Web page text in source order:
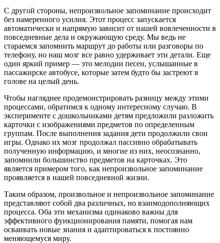
С другой стороны, непроизвольное запоминание происходит
без намеренного усилия. Этот процесс запускается
автоматически и напрямую зависит от нашей вовлеченности в
повседневные дела и окружающую среду. Мы ведь не
стараемся запомнить маршрут до работы или разговоры по
телефону, но наш мозг все равно удерживает эти детали. Еще
один яркий пример — это мелодии песен, услышанные в
пассажирске автобусе, которые затем будто бы застреют в
голове на целый день.
Чтобы нагляднее продемонстрировать разницу между этими
процессами, обратимся к одному интересному случаю. В
эксперименте с дошкольниками детям предложили разложить
карточки с изображениями предметов по определенным
группам. После выполнения задания дети продолжили свои
игры. Однако их мозг продолжал пассивно обрабатывать
полученную информацию, и многие из них, неосознанно,
запомнили большинство предметов на карточках. Это
является примером того, как непроизвольное запоминание
проявляется в нашей повседневной жизни.
Таким образом, произвольное и непроизвольное запоминание
представляют собой два различных, но взаимодополняющих
процесса. Оба эти механизма одинаково важны для
эффективного функционирования памяти, помогая нам
осваивать новые знания и адаптироваться к постоянно
меняющемуся миру.